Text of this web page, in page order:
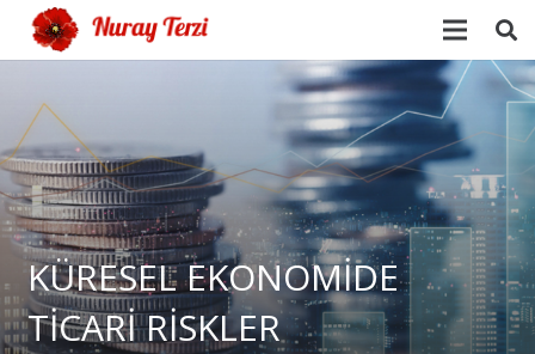
KÜRESEL EKONOMİDE
TİCARİ RİSKLER